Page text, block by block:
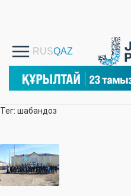
Тег: шабандоз